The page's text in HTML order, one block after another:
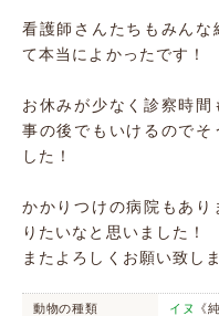
看護師さんたちもみんな
て本当によかったです！
お休みが少なく診察時
事の後でもいけるのでそ
した！
かかりつけの病院もあ
りたいなと思いました！
またよろしくお願い致しま
動物の種類 イヌ 《